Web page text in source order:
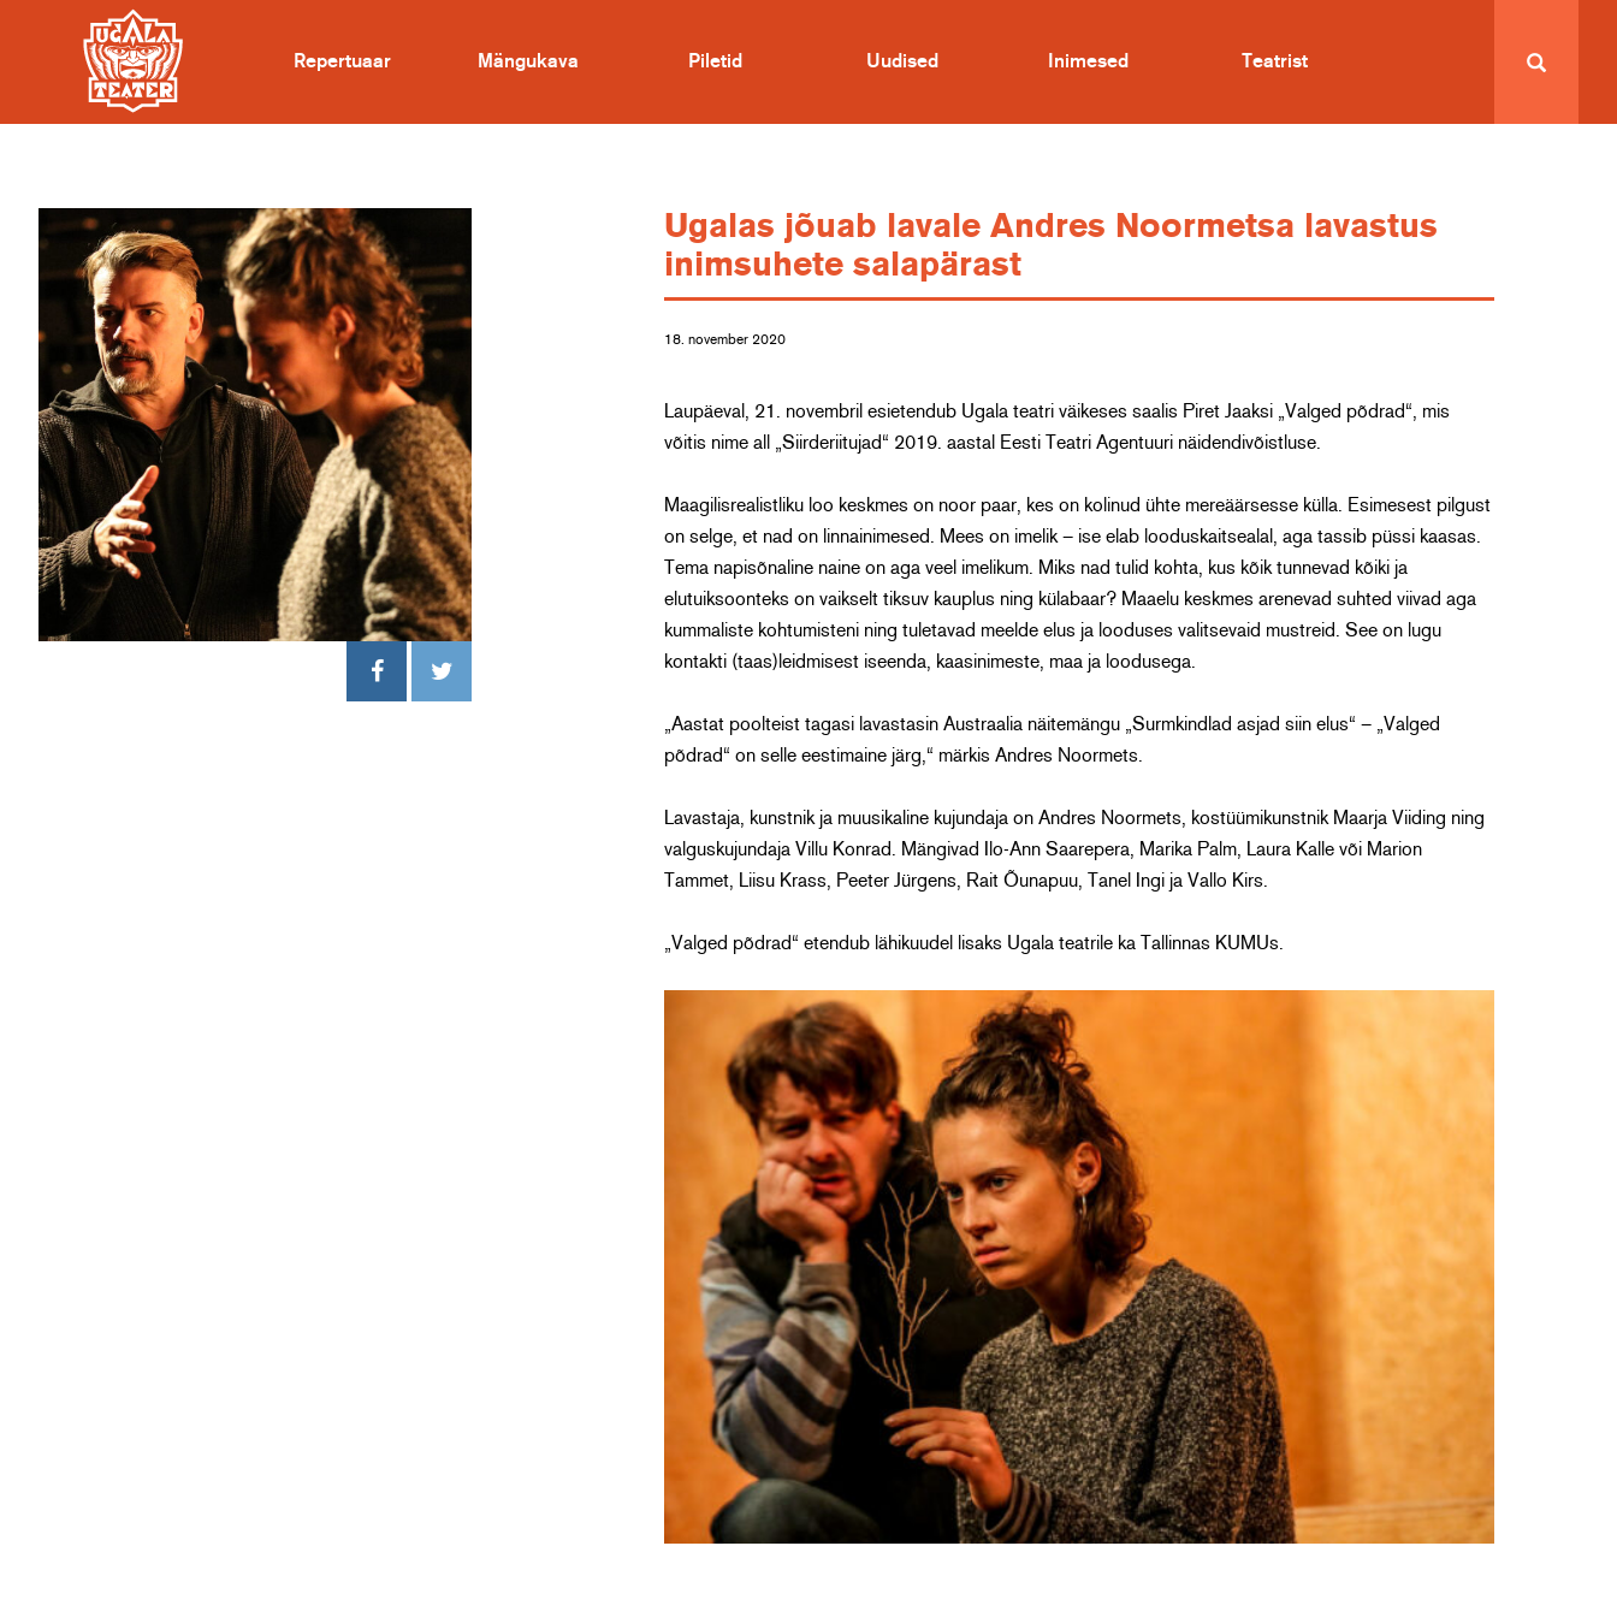
Repertuaar Mängukava Piletid Uudised Inimesed Teatrist
Ugalas jõuab lavale Andres Noormetsa lavastus
inimsuhete salapärast
18. november 2020
Laupäeval, 21. novembril esietendub Ugala teatri väikeses saalis Piret Jaaksi „Valged põdrad“, mis
võitis nime all „Siirderiitujad“ 2019. aastal Eesti Teatri Agentuuri näidendivõistluse.
Maagilisrealistliku loo keskmes on noor paar, kes on kolinud ühte mereäärsesse külla. Esimesest pilgust
on selge, et nad on linnainimesed. Mees on imelik – ise elab looduskaitsealal, aga tassib püssi kaasas.
Tema napisõnaline naine on aga veel imelikum. Miks nad tulid kohta, kus kõik tunnevad kõiki ja
elutuiksoonteks on vaikselt tiksuv kauplus ning külabaar? Maaelu keskmes arenevad suhted viivad aga
kummaliste kohtumisteni ning tuletavad meelde elus ja looduses valitsevaid mustreid. See on lugu
kontakti (taas)leidmisest iseenda, kaasinimeste, maa ja loodusega.
„Aastat poolteist tagasi lavastasin Austraalia näitemängu „Surmkindlad asjad siin elus“ – „Valged
põdrad“ on selle eestimaine järg,“ märkis Andres Noormets.
Lavastaja, kunstnik ja muusikaline kujundaja on Andres Noormets, kostüümikunstnik Maarja Viiding ning
valguskujundaja Villu Konrad. Mängivad Ilo-Ann Saarepera, Marika Palm, Laura Kalle või Marion
Tammet, Liisu Krass, Peeter Jürgens, Rait Õunapuu, Tanel Ingi ja Vallo Kirs.
„Valged põdrad“ etendub lähikuudel lisaks Ugala teatrile ka Tallinnas KUMUs.